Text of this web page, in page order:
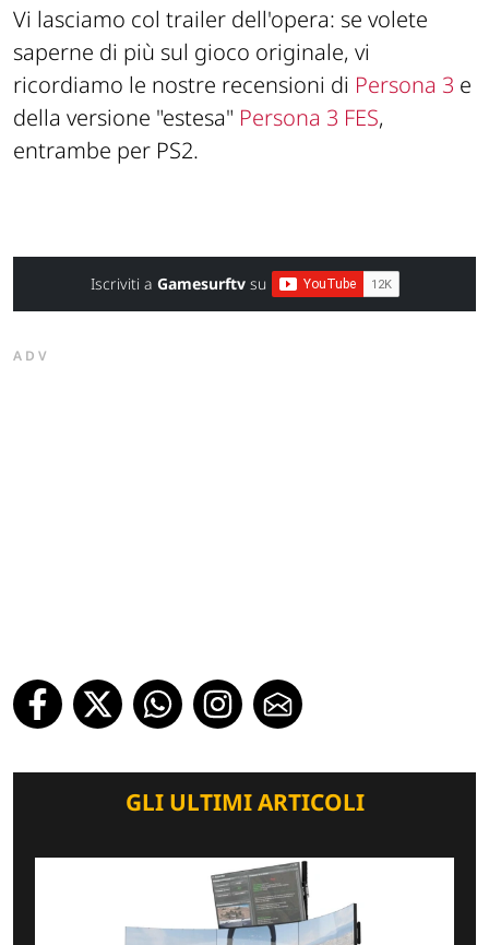
Vi lasciamo col trailer dell'opera: se volete
saperne di più sul gioco originale, vi
ricordiamo le nostre recensioni di Persona 3 e
della versione "estesa" Persona 3 FES,
entrambe per PS2.
Iscriviti a Gamesurftvsu
ADV
GLI ULTIMI ARTICOLI